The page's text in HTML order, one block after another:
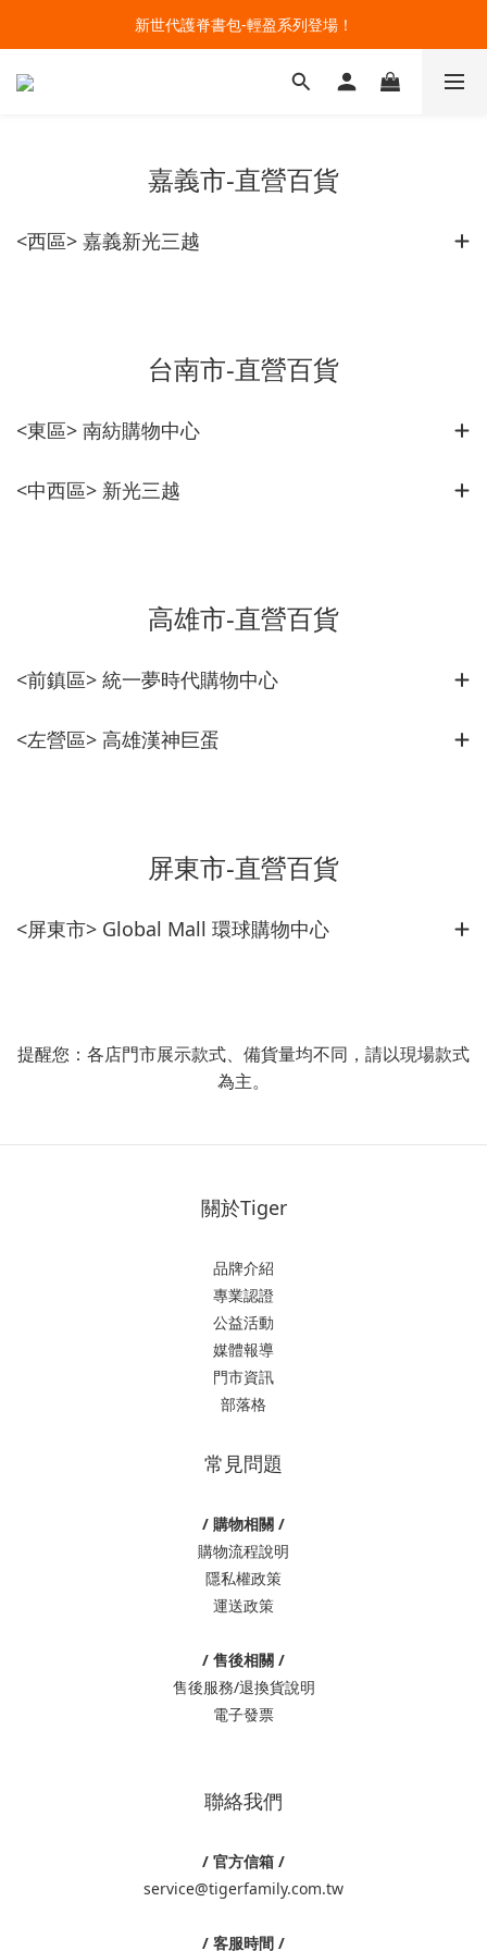
🔥今夏最夯 Pokémon 寶可夢書包現貨熱賣中！開心迎接新學期！
新世代護脊書包-輕盈系列登場！
升級聯名款雙配件！購買指定款護脊書包就能擁有
嘉義市-直營百貨
<西區> 嘉義新光三越
台南市-直營百貨
<東區> 南紡購物中心
<中西區> 新光三越
高雄市-直營百貨
<前鎮區> 統一夢時代購物中心
<左營區> 高雄漢神巨蛋
屏東市-直營百貨
<屏東市> Global Mall 環球購物中心
提醒您：各店門市展示款式、備貨量均不同，請以現場款式
為主。
關於Tiger
品牌介紹
專業認證
公益活動
媒體報導
門市資訊
部落格
常見問題
/ 購物相關 /
購物流程說明
隱私權政策
運送政策
/ 售後相關 /
售後服務/退換貨說明
電子發票
聯絡我們
/ 官方信箱 /
service@tigerfamily.com.tw
/ 客服時間 /